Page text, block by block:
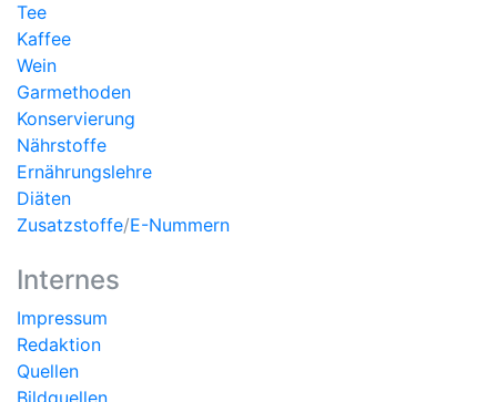
Tee
Kaffee
Wein
Garmethoden
Konservierung
Nährstoffe
Ernährungslehre
Diäten
Zusatzstoffe/E-Nummern
Internes
Impressum
Redaktion
Quellen